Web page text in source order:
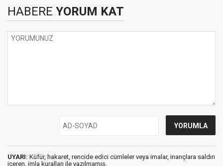
HABERE YORUM KAT
UYARI: Küfür, hakaret, rencide edici cümleler veya imalar, inançlara saldırı
içeren, imla kuralları ile yazılmamış,